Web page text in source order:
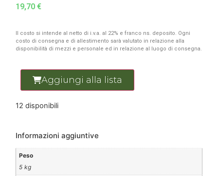
19,70 €
Il costo si intende al netto di i.v.a. al 22% e franco ns. deposito. Ogni
costo di consegna e di allestimento sarà valutato in relazione alla
disponibilità di mezzi e personale ed in relazione al luogo di consegna.
Aggiungi alla lista
12 disponibili
Informazioni aggiuntive
Peso
5 kg